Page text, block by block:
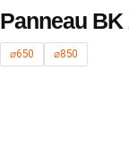
Panneau BK
⌀650 ⌀850